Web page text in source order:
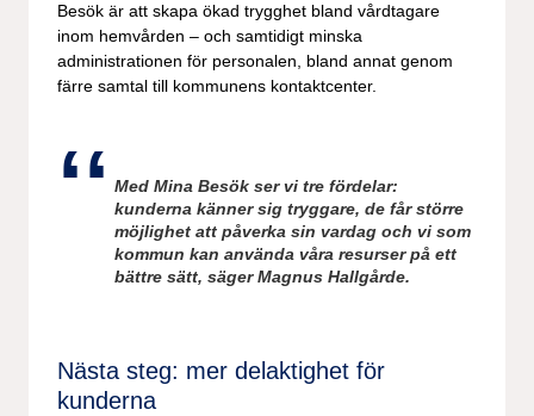
Besök är att skapa ökad trygghet bland vårdtagare
inom hemvården – och samtidigt minska
administrationen för personalen, bland annat genom
färre samtal till kommunens kontaktcenter.
Med Mina Besök ser vi tre fördelar:
kunderna känner sig tryggare, de får större
möjlighet att påverka sin vardag och vi som
kommun kan använda våra resurser på ett
bättre sätt, säger Magnus Hallgårde.
Nästa steg: mer delaktighet för
kunderna